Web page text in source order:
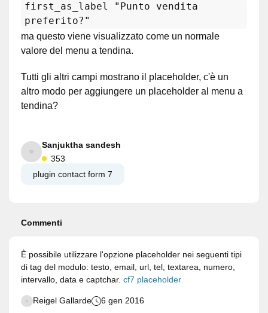
first_as_label "Punto vendita
preferito?"
ma questo viene visualizzato come un normale
valore del menu a tendina.
Tutti gli altri campi mostrano il placeholder, c'è un
altro modo per aggiungere un placeholder al menu a
tendina?
Sanjuktha sandesh
353
plugin contact form 7
Commenti
È possibile utilizzare l'opzione placeholder nei seguenti tipi
di tag del modulo: testo, email, url, tel, textarea, numero,
intervallo, data e captchar. cf7 placeholder
Reigel Gallarde 6 gen 2016